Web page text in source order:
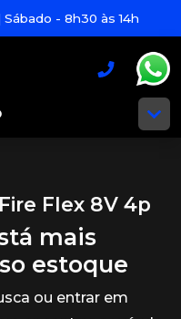
- 8h30 às 14h
Flex 8V 4p
mais
estoque
ou entrar em